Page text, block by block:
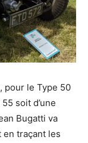
pour le Type 50
soit d’une
Bugatti va
traçant les